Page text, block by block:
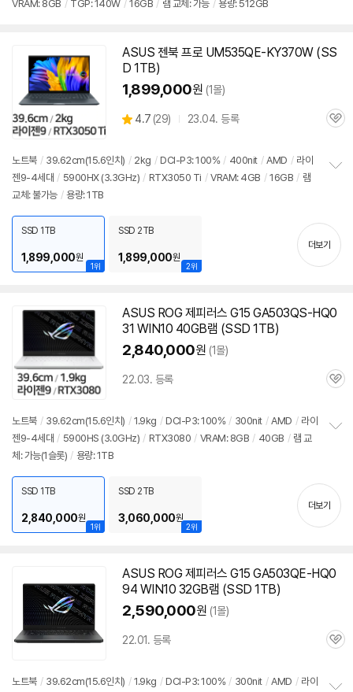
VRAM: 8GB / TGP: 140W / 16GB / 램 교체: 가능 / 용량: 512GB
기
ASUS 젠북 프로 UM535QE-KY370W (SS
D 1TB)
1,899,000원 (1몰)
별
4.7 (상
29) 23.04. 등록
관
노트북 / 39.62cm(15.6인치) / 2kg / DCI-P3: 100% / 400nit / AMD / 라이
젠9-4세대 / 5900HX (3.3GHz) / RTX3050 Ti / VRAM: 4GB / 16GB / 램
교체: 불가능 / 용량: 1TB
기
1위
SSD 1TB
1,899,000원
2위
SSD 2TB
1,899,000원
더보기
ASUS ROG 제피러스 G15 GA503QS-HQ0
31 WIN10 40GB램 (SSD 1TB)
2,840,000원 (1몰)
22.03. 등록
관
노트북 / 39.62cm(15.6인치) / 1.9kg / DCI-P3: 100% / 300nit / AMD / 라이
젠9-4세대 / 5900HS (3.0GHz) / RTX3080 / VRAM: 8GB / 40GB / 램 교
체: 가능(1슬롯) / 용량: 1TB
기
1위
SSD 1TB
2,840,000원
2위
SSD 2TB
3,060,000원
더보기
ASUS ROG 제피러스 G15 GA503QE-HQ0
94 WIN10 32GB램 (SSD 1TB)
2,590,000원 (1몰)
22.01. 등록
관
노트북 / 39.62cm(15.6인치) / 1.9kg / DCI-P3: 100% / 300nit / AMD / 라이